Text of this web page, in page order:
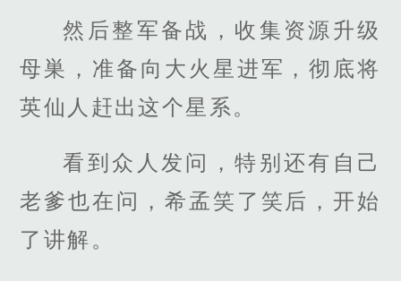
然后整军备战，收集资源升级
母巣，准备向大火星进军，彻底将
英仙人赶出这个星系。
看到众人发问，特别还有自己
老爹也在问，希孟笑了笑后，开始
了讲解。